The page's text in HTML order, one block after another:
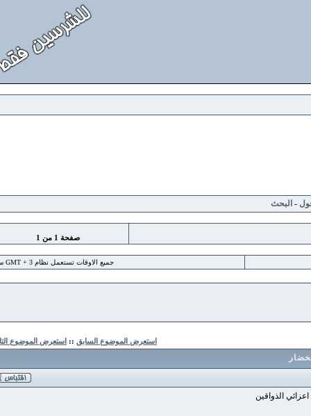
صفحة1من1
جميع الاوقات تستعمل نظام GMT + 3 ساعة
استعرض الموضوع السابق ::استعرض الموضوع التالي
الذواقين